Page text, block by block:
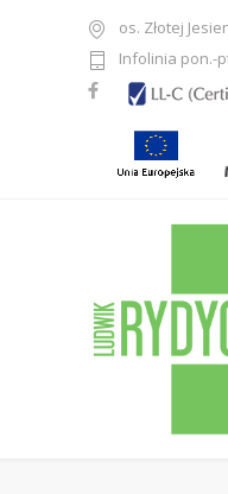
os. Złotej
Infolinia pon.-